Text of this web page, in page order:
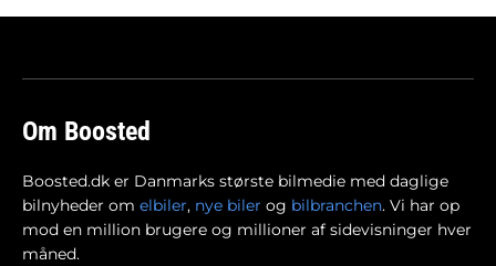
Om Boosted
Boosted.dk er Danmarks største bilmedie med daglige
bilnyheder om elbiler, nye biler og bilbranchen. Vi har op
mod en million brugere og millioner af sidevisninger hver
måned.